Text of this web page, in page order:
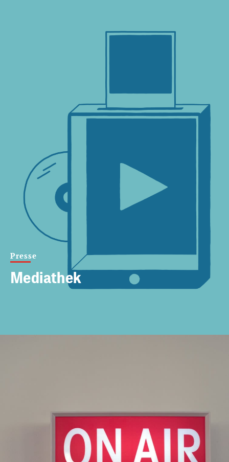
Presse
Mediathek